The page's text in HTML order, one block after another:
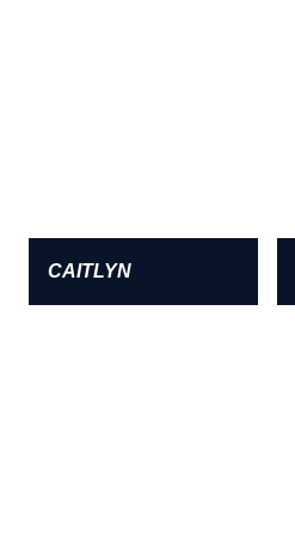
CAITLYN